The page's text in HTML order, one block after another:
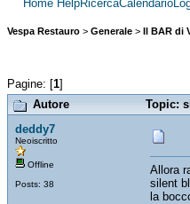
Home HelpRicercaCalendario
Vespa Restauro > Generale > Il BAR di
Pagine: [1]
Autore
Topic:
deddy7
Neoiscritto
Offline
Posts: 38
Allora
silent
la